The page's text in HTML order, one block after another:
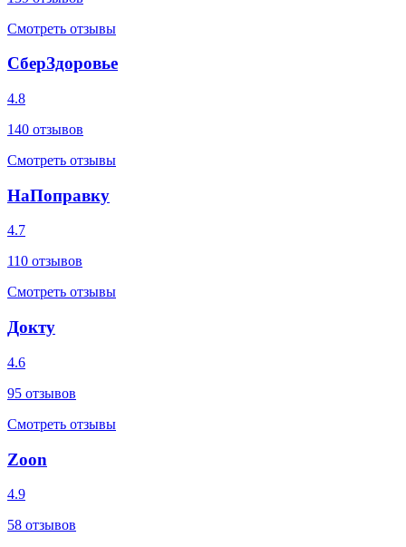
Смотреть отзывы
СберЗдоровье
4.8
140 отзывов
Смотреть отзывы
НаПоправку
4.7
110 отзывов
Смотреть отзывы
Докту
4.6
95 отзывов
Смотреть отзывы
Zoon
4.9
58 отзывов